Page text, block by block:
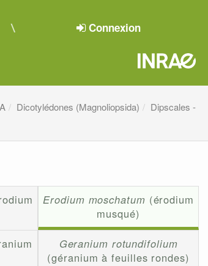
Connexion
Dicotylédones (Magnoliopsida)
Dipscales -
Erodium moschatum (érodium
musqué)
Geranium rotundifolium
(géranium à feuilles rondes)